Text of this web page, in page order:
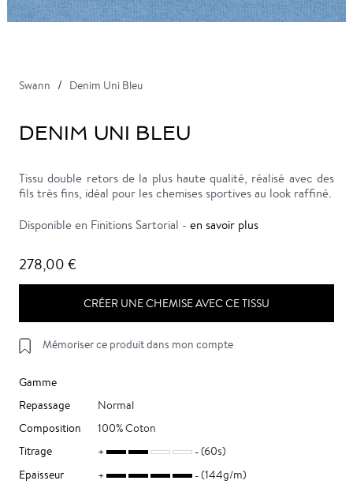
Swann Denim Uni Bleu
DENIM UNI BLEU
Tissu double retors de la plus haute qualité, réalisé avec des
fils très fins, idéal pour les chemises sportives au look raffiné.
Disponible en Finitions Sartorial - en savoir plus
278,00 €
CRÉER UNE CHEMISE AVEC CE TISSU
Mémoriser ce produit dans mon compte
Gamme
Repassage
Normal
Composition
100% Coton
Titrage
(60s)
Epaisseur
(144g/m)